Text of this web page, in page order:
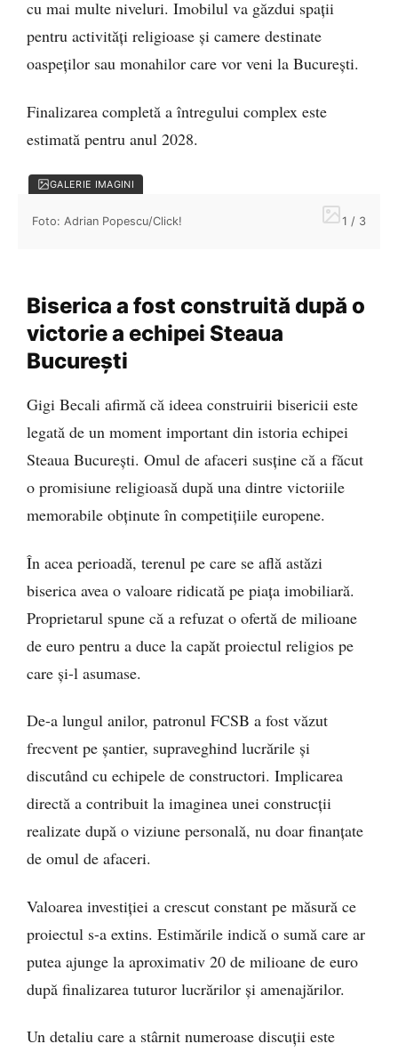
cu mai multe niveluri. Imobilul va găzdui spații
pentru activități religioase și camere destinate
oaspeților sau monahilor care vor veni la București.
Finalizarea completă a întregului complex este
estimată pentru anul 2028.
GALERIE IMAGINI
Foto: Adrian Popescu/Click! 1 / 3
Biserica a fost construită după o
victorie a echipei Steaua
București
Gigi Becali afirmă că ideea construirii bisericii este
legată de un moment important din istoria echipei
Steaua București. Omul de afaceri susține că a făcut
o promisiune religioasă după una dintre victoriile
memorabile obținute în competițiile europene.
În acea perioadă, terenul pe care se află astăzi
biserica avea o valoare ridicată pe piața imobiliară.
Proprietarul spune că a refuzat o ofertă de milioane
de euro pentru a duce la capăt proiectul religios pe
care și-l asumase.
De-a lungul anilor, patronul FCSB a fost văzut
frecvent pe șantier, supraveghind lucrările și
discutând cu echipele de constructori. Implicarea
directă a contribuit la imaginea unei construcții
realizate după o viziune personală, nu doar finanțate
de omul de afaceri.
Valoarea investiției a crescut constant pe măsură ce
proiectul s-a extins. Estimările indică o sumă care ar
putea ajunge la aproximativ 20 de milioane de euro
după finalizarea tuturor lucrărilor și amenajărilor.
Un detaliu care a stârnit numeroase discuții este